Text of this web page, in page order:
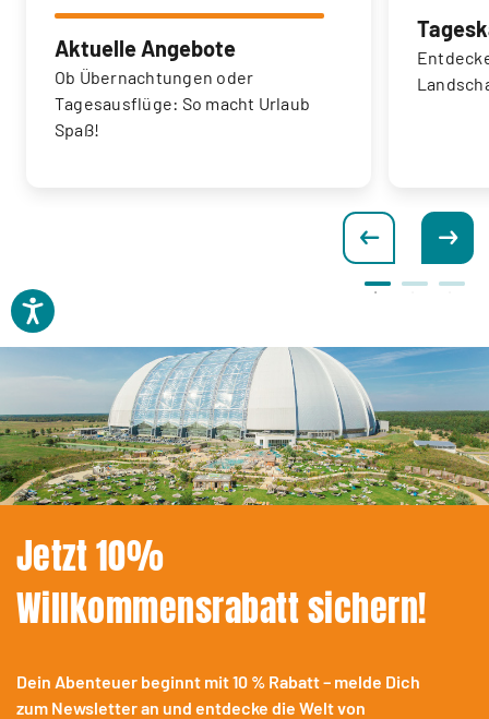
Aktuelle Angebote
Ob Übernachtungen oder
Tagesausflüge: So macht Urlaub
Spaß!
Jetzt 10%
Willkommensrabatt sichern!
Dein Abenteuer beginnt mit 10 % Rabatt – melde Dich
zum Newsletter an und entdecke die Welt von